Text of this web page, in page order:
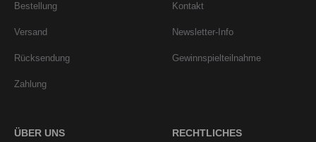
Bestellung
Versand
Rücksendung
Zahlung
Kontakt
Newsletter-Info
Gewinnspielteilnahme
ÜBER UNS RECHTLICHES